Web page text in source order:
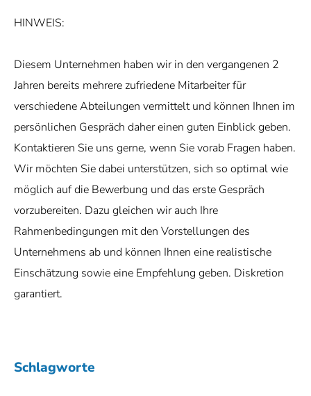
HINWEIS:
Diesem Unternehmen haben wir in den vergangenen 2
Jahren bereits mehrere zufriedene Mitarbeiter für
verschiedene Abteilungen vermittelt und können Ihnen im
persönlichen Gespräch daher einen guten Einblick geben.
Kontaktieren Sie uns gerne, wenn Sie vorab Fragen haben.
Wir möchten Sie dabei unterstützen, sich so optimal wie
möglich auf die Bewerbung und das erste Gespräch
vorzubereiten. Dazu gleichen wir auch Ihre
Rahmenbedingungen mit den Vorstellungen des
Unternehmens ab und können Ihnen eine realistische
Einschätzung sowie eine Empfehlung geben. Diskretion
garantiert.
Schlagworte